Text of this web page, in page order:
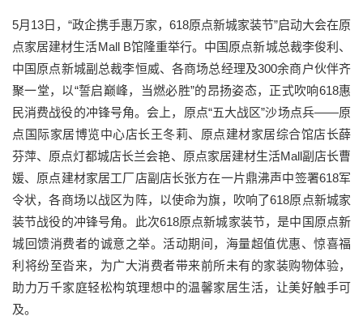
5月13日，“政企携手惠万家，618原点新城家装节”启动大会在原
点家居建材生活Mall B馆隆重举行。中国原点新城总裁李俊利、
中国原点新城副总裁李恒威、各商场总经理及300余商户伙伴齐
聚一堂，以“誓启巅峰，当燃必胜”的昂扬姿态，正式吹响618惠
民消费战役的冲锋号角。会上，原点“五大战区”沙场点兵——原
点国际家居博览中心店长王冬莉、原点建材家居综合馆店长薛
芬萍、原点灯都城店长兰会艳、原点家居建材生活Mall副店长曹
媛、原点建材家居工厂店副店长张方在一片鼎沸声中签署618军
令状，各商场以战区为阵，以使命为旗，吹响了618原点新城家
装节战役的冲锋号角。此次618原点新城家装节，是中国原点新
城回馈消费者的诚意之举。活动期间，海量超值优惠、惊喜福
利将纷至沓来，为广大消费者带来前所未有的家装购物体验，
助力万千家庭轻松构筑理想中的温馨家居生活，让美好触手可
及。